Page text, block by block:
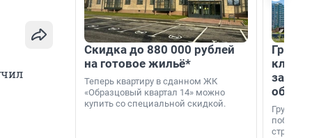
Скидка до 880 000 рублей
на готовое жильё*
Теперь квартиру в сданном ЖК
«Образцовый квартал 14» можно
купить со специальной скидкой.
Группа